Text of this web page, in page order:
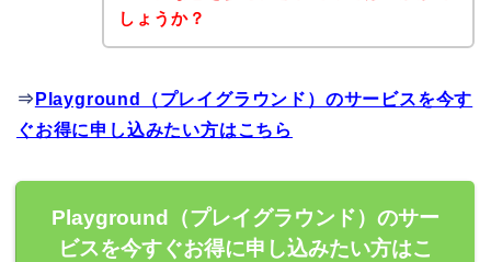
しょうか？
⇒ Playground（プレイグラウンド）のサービスを今す
ぐお得に申し込みたい方はこちら
Playground（プレイグラウンド）のサー
ビスを今すぐお得に申し込みたい方はこ